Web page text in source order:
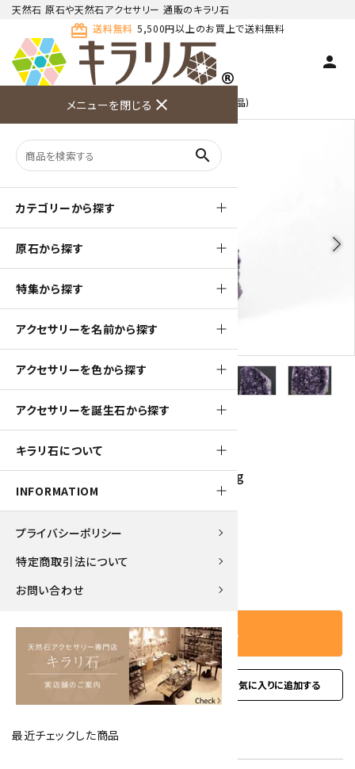
天然石 原石や天然石アクセサリー 通販のキラリ石
card_giftcard 送料無料 5,500円以上のお買上で送料無料
person
わせ ド
メニューを閉じる close
search
カテゴリーから探す
原石から探す
特集から探す
アクセサリーを名前から探す
アクセサリーを色から探す
アクセサリーを誕生石から探す
キラリ石について
INFORMATIOM
プライバシーポリシー
特定商取引法について
お問い合わせ
最近チェックした商品
天然石 原石 アメジスト クラスター(群晶)
arrow_back_ios arrow_forward_ios
ウルグアイ産 アメジスト クラスター 631g
16,000円(税込)
数量 －
カートに入れる
お問い合わせ favorite
型番: amtc-02